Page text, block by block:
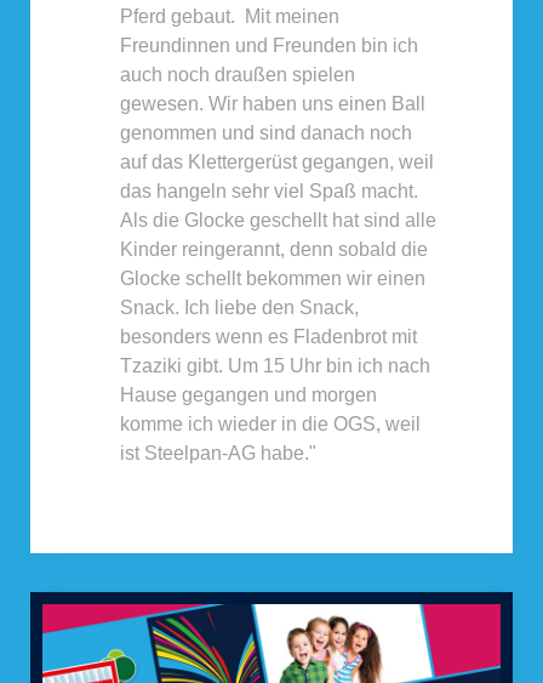
Pferd gebaut. Mit meinen
Freundinnen und Freunden bin ich
auch noch draußen spielen
gewesen. Wir haben uns einen Ball
genommen und sind danach noch
auf das Klettergerüst gegangen, weil
das hangeln sehr viel Spaß macht.
Als die Glocke geschellt hat sind alle
Kinder reingerannt, denn sobald die
Glocke schellt bekommen wir einen
Snack. Ich liebe den Snack,
besonders wenn es Fladenbrot mit
Tzaziki gibt. Um 15 Uhr bin ich nach
Hause gegangen und morgen
komme ich wieder in die OGS, weil
ist Steelpan-AG habe."